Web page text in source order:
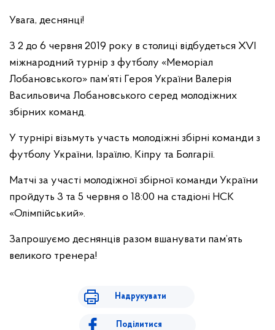
Увага, деснянці!
З 2 до 6 червня 2019 року в столиці відбудеться XVI
міжнародний турнір з футболу «Меморіал
Лобановського» пам’яті Героя України Валерія
Васильовича Лобановського серед молодіжних
збірних команд.
У турнірі візьмуть участь молодіжні збірні команди з
футболу України, Ізраїлю, Кіпру та Болгарії.
Матчі за участі молодіжної збірної команди України
пройдуть 3 та 5 червня о 18:00 на стадіоні НСК
«Олімпійський».
Запрошуємо деснянців разом вшанувати пам’ять
великого тренера!
Надрукувати
Поділитися